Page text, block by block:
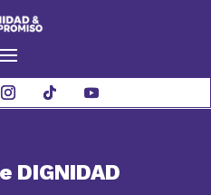
DIGNIDAD